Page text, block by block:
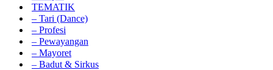
TEMATIK
– Tari (Dance)
– Profesi
– Pewayangan
– Mayoret
– Badut & Sirkus